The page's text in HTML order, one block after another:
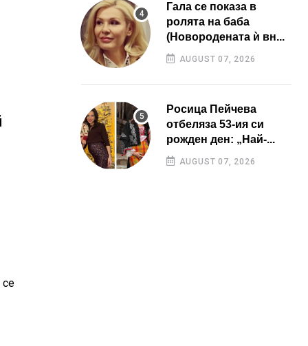
се
Гала се показа в
ролята на баба
(Новородената ѝ вн...
AUGUST 07, 2026
Росица Пейчева
отбеляза 53-ия си
рожден ден: „Най-...
AUGUST 07, 2026